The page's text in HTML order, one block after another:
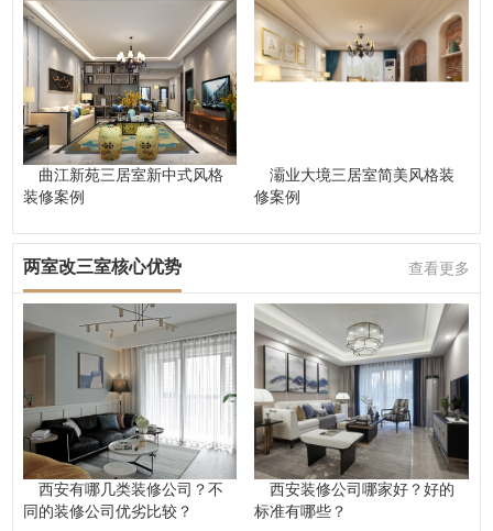
曲江新苑三居室新中式风格
装修案例
灞业大境三居室简美风格装
修案例
两室改三室核心优势 查看更多
西安有哪几类装修公司？不
同的装修公司优劣比较？
西安装修公司哪家好？好的
标准有哪些？